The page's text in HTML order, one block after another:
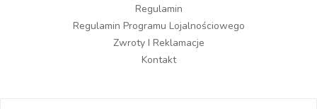
Regulamin
Regulamin Programu Lojalnościowego
Zwroty I Reklamacje
Kontakt